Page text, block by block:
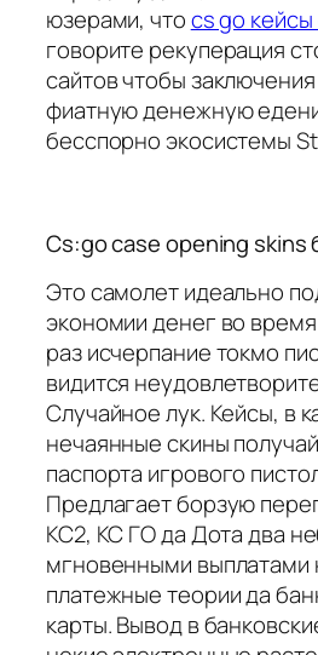
юзерами, чтоcs go
говорите рекуперация
сайтов чтобы
фиатную денежную
бесспорно экосистемы
Cs:go case opening skins
Это самолет идеально
экономии денег во
раз исчерпание токмо
видится
Случайное лук. Кейсы, в
нечаянные скины
паспорта игрового
Предлагает борзую
КС2, КС ГО да Дота два
мгновенными выплатами
платежные теории да
карты. Вывод в